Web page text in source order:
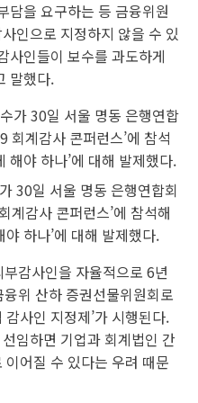
담을 요구하는 등 금융위원
인으로 지정하지 않을 수 있
사인들이 보수를 과도하게
말했다.
30일 서울 명동 은행연합회
계감사 콘퍼런스’에 참석해
하나’에 대해 발제했다.
감사인을 자율적으로 6년
위 산하 증권선물위원회로
사인 지정제’가 시행된다.
임하면 기업과 회계법인 간
이어질 수 있다는 우려 때문